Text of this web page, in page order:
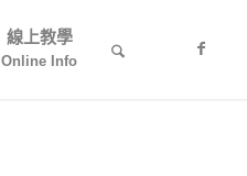
線上教學
Online Info